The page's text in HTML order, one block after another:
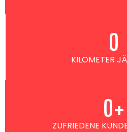
KILOMETER
0
ZUFRIEDENE 0+